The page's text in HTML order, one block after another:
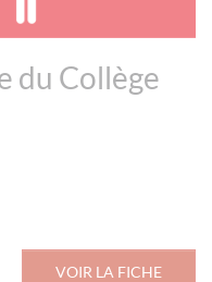
du Collège
VOIR LA FICHE